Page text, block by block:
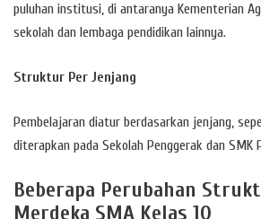
puluhan institusi, di antaranya Kementerian
sekolah dan lembaga pendidikan lainnya.
Struktur Per Jenjang
Pembelajaran diatur berdasarkan jenjang,
diterapkan pada Sekolah Penggerak dan SMK
Beberapa Perubahan
Merdeka SMA Kelas 10